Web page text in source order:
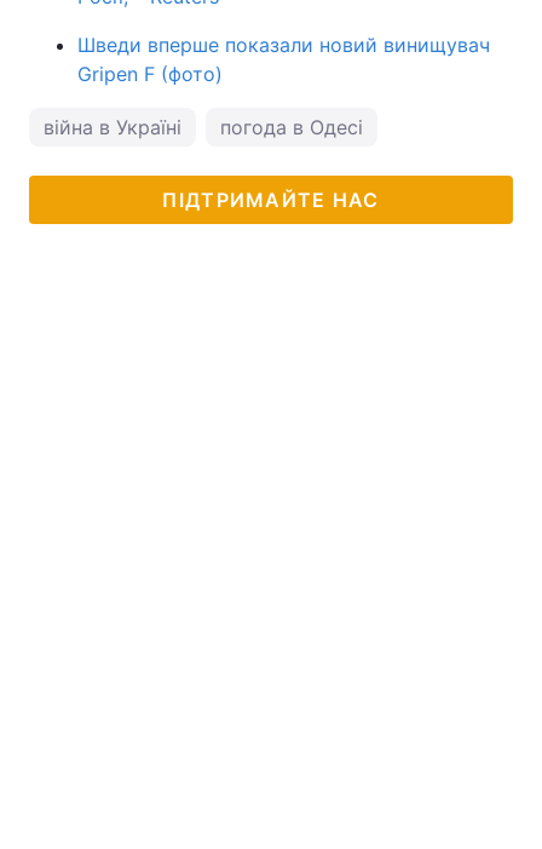
Шведи вперше показали новий винищувач
Gripen F (фото)
війна в Україні погода в Одесі
ПІДТРИМАЙТЕ НАС